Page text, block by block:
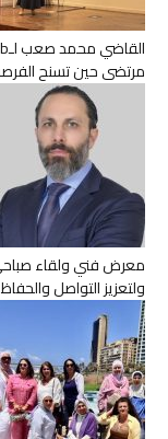
مرتضى حين تسنح
معرض فني ولقاء
ولتعزيز التواصل